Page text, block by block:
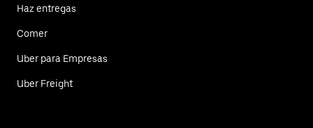
Haz entregas
Comer
Uber para Empresas
Uber Freight